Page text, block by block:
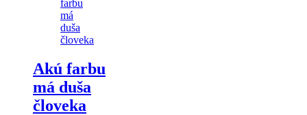
Akú farbu
má duša
človeka